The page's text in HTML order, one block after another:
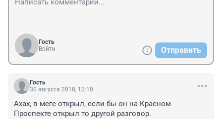
Гость
Войти
Отправить
Гость
30 августа 2018, 12:10
Ахах, в меге открыл, если бы он на Красном
Проспекте открыл то другой разговор.